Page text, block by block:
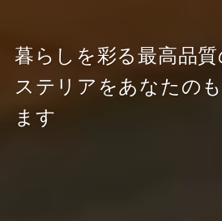
暮らしを彩る最高品質
ステリアをあなたの
ます